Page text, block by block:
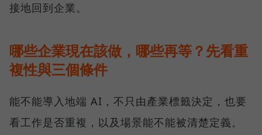
接地回到企業。
哪些企業現在該做，哪些再等？先看重
複性與三個條件
能不能導入地端 AI，不只由產業標籤決定，也要
看工作是否重複，以及場景能不能被清楚定義。